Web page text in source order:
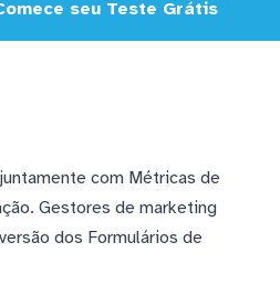
seu Teste Grátis
com Métricas de
Gestores de marketing
dos Formulários de